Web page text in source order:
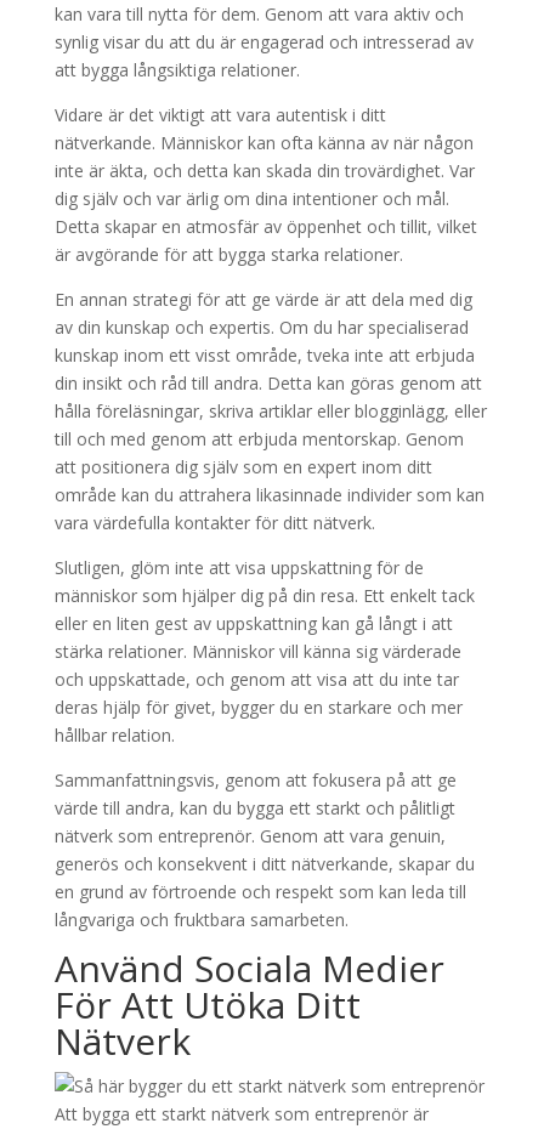
kan vara till nytta för dem. Genom att vara aktiv och
synlig visar du att du är engagerad och intresserad av
att bygga långsiktiga relationer.
Vidare är det viktigt att vara autentisk i ditt
nätverkande. Människor kan ofta känna av när någon
inte är äkta, och detta kan skada din trovärdighet. Var
dig själv och var ärlig om dina intentioner och mål.
Detta skapar en atmosfär av öppenhet och tillit, vilket
är avgörande för att bygga starka relationer.
En annan strategi för att ge värde är att dela med dig
av din kunskap och expertis. Om du har specialiserad
kunskap inom ett visst område, tveka inte att erbjuda
din insikt och råd till andra. Detta kan göras genom att
hålla föreläsningar, skriva artiklar eller blogginlägg, eller
till och med genom att erbjuda mentorskap. Genom
att positionera dig själv som en expert inom ditt
område kan du attrahera likasinnade individer som kan
vara värdefulla kontakter för ditt nätverk.
Slutligen, glöm inte att visa uppskattning för de
människor som hjälper dig på din resa. Ett enkelt tack
eller en liten gest av uppskattning kan gå långt i att
stärka relationer. Människor vill känna sig värderade
och uppskattade, och genom att visa att du inte tar
deras hjälp för givet, bygger du en starkare och mer
hållbar relation.
Sammanfattningsvis, genom att fokusera på att ge
värde till andra, kan du bygga ett starkt och pålitligt
nätverk som entreprenör. Genom att vara genuin,
generös och konsekvent i ditt nätverkande, skapar du
en grund av förtroende och respekt som kan leda till
långvariga och fruktbara samarbeten.
Använd Sociala Medier
För Att Utöka Ditt
Nätverk
Att bygga ett starkt nätverk som entreprenör är